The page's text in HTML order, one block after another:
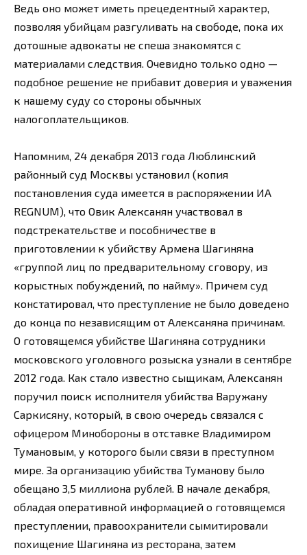
Ведь оно может иметь прецедентный характер,
позволяя убийцам разгуливать на свободе, пока их
дотошные адвокаты не спеша знакомятся с
материалами следствия. Очевидно только одно —
подобное решение не прибавит доверия и уважения
к нашему суду со стороны обычных
налогоплательщиков.
Напомним, 24 декабря 2013 года Люблинский
районный суд Москвы установил (копия
постановления суда имеется в распоряжении ИА
REGNUM), что Овик Алексанян участвовал в
подстрекательстве и пособничестве в
приготовлении к убийству Армена Шагиняна
«группой лиц по предварительному сговору, из
корыстных побуждений, по найму». Причем суд
констатировал, что преступление не было доведено
до конца по независящим от Алексаняна причинам.
О готовящемся убийстве Шагиняна сотрудники
московского уголовного розыска узнали в сентябре
2012 года. Как стало известно сыщикам, Алексанян
поручил поиск исполнителя убийства Варужану
Саркисяну, который, в свою очередь связался с
офицером Минобороны в отставке Владимиром
Тумановым, у которого были связи в преступном
мире. За организацию убийства Туманову было
обещано 3,5 миллиона рублей. В начале декабря,
обладая оперативной информацией о готовящемся
преступлении, правоохранители сымитировали
похищение Шагиняна из ресторана, затем